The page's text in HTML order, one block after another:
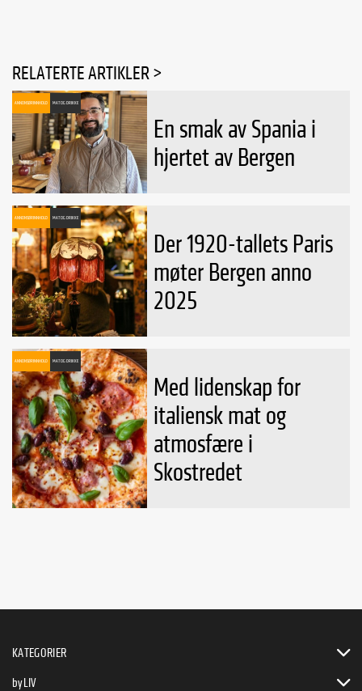
RELATERTE ARTIKLER >
ANNONSØRINNHOLD MAT OG DRIKKE
En smak av Spania i
hjertet av Bergen
ANNONSØRINNHOLD MAT OG DRIKKE
Der 1920-tallets Paris
møter Bergen anno
2025
ANNONSØRINNHOLD MAT OG DRIKKE
Med lidenskap for
italiensk mat og
atmosfære i
Skostredet
KATEGORIER
byLIV